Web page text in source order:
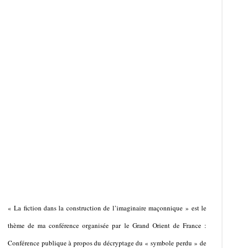
« La fiction dans la construction de l’imaginaire maçonnique » est le
thème de ma conférence organisée par le Grand Orient de France :
Conférence publique à propos du décryptage du « symbole perdu » de